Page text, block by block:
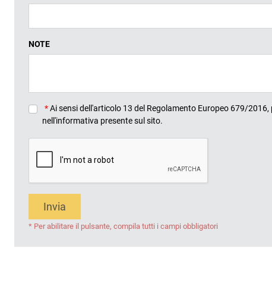
NOTE
*Ai sensi dell'articolo 13 del Regolamento Europeo 679/
nell'informativa presente sul sito.
Invia
* Per abilitare il pulsante, compila tutti i campi obbligatori